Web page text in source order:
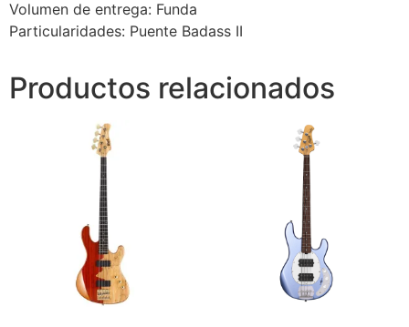
Volumen de entrega: Funda
Particularidades: Puente Badass II
Productos relacionados